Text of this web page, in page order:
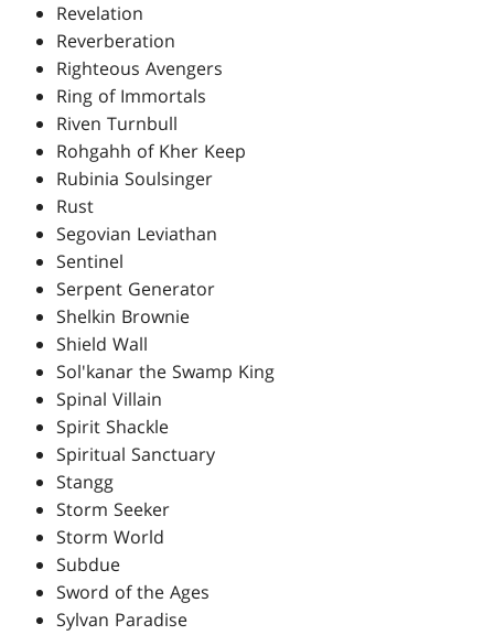
Revelation
Reverberation
Righteous Avengers
Ring of Immortals
Riven Turnbull
Rohgahh of Kher Keep
Rubinia Soulsinger
Rust
Segovian Leviathan
Sentinel
Serpent Generator
Shelkin Brownie
Shield Wall
Sol'kanar the Swamp King
Spinal Villain
Spirit Shackle
Spiritual Sanctuary
Stangg
Storm Seeker
Storm World
Subdue
Sword of the Ages
Sylvan Paradise